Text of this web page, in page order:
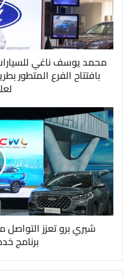
ل
ك
ت
ر
محمد يوسف ناغي
بافتتاح الفرع المتطور
شيري برو تعزز
برنامج